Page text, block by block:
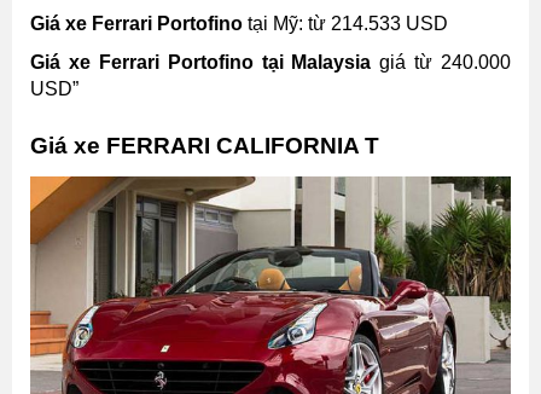
Giá xe Ferrari Portofino tại Mỹ: từ 214.533 USD
Giá xe Ferrari Portofino tại Malaysia giá từ 240.000
USD”
Giá xe FERRARI CALIFORNIA T